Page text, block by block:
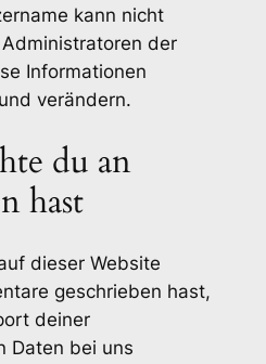
kann nicht
der
Informationen
verändern.
du an
hast
dieser Website
geschrieben hast,
deiner
Daten bei uns